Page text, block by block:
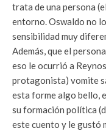
trata de una persona
entorno. Oswaldo no
sensibilidad muy
Además, que el
eso le ocurrió a
protagonista) vomite
esta forme algo bello,
su formación política
este cuento y le gustó